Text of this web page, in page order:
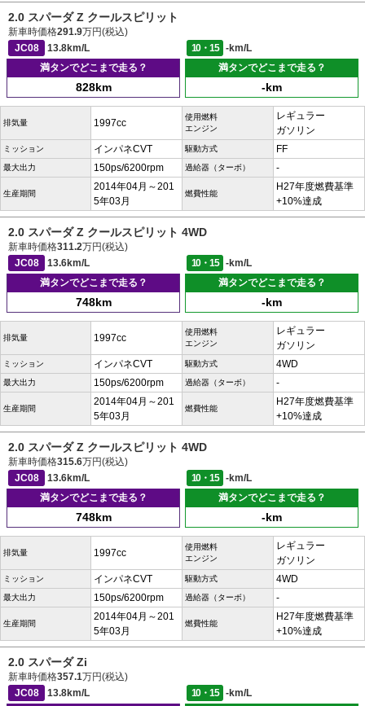
2.0 スパーダ Z クールスピリット
新車時価格291.9万円(税込)
JC08
13.8km/L 10・15
-km/L
満タンでどこまで走る？
828km
満タンでどこまで走る？
-km
排気量 1997cc
使用燃料
エンジン
レギュラー
ガソリン
ミッション インパネCVT 駆動方式 FF
最大出力 150ps/6200rpm 過給器（ターボ） -
生産期間
2014年04月～201
5年03月
燃費性能
H27年度燃費基準
+10%達成
2.0 スパーダ Z クールスピリット 4WD
新車時価格311.2万円(税込)
JC08
13.6km/L 10・15
-km/L
満タンでどこまで走る？
748km
満タンでどこまで走る？
-km
排気量 1997cc
使用燃料
エンジン
レギュラー
ガソリン
ミッション インパネCVT 駆動方式 4WD
最大出力 150ps/6200rpm 過給器（ターボ） -
生産期間
2014年04月～201
5年03月
燃費性能
H27年度燃費基準
+10%達成
2.0 スパーダ Z クールスピリット 4WD
新車時価格315.6万円(税込)
JC08
13.6km/L 10・15
-km/L
満タンでどこまで走る？
748km
満タンでどこまで走る？
-km
排気量 1997cc
使用燃料
エンジン
レギュラー
ガソリン
ミッション インパネCVT 駆動方式 4WD
最大出力 150ps/6200rpm 過給器（ターボ） -
生産期間
2014年04月～201
5年03月
燃費性能
H27年度燃費基準
+10%達成
2.0 スパーダ Zi
新車時価格357.1万円(税込)
JC08
13.8km/L 10・15
-km/L